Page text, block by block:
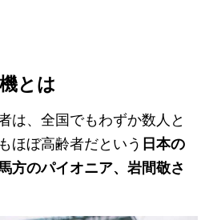
とは
は、全国でもわずか数人と
ほぼ高齢者だという 日本の
方のパイオニア、岩間敬さ